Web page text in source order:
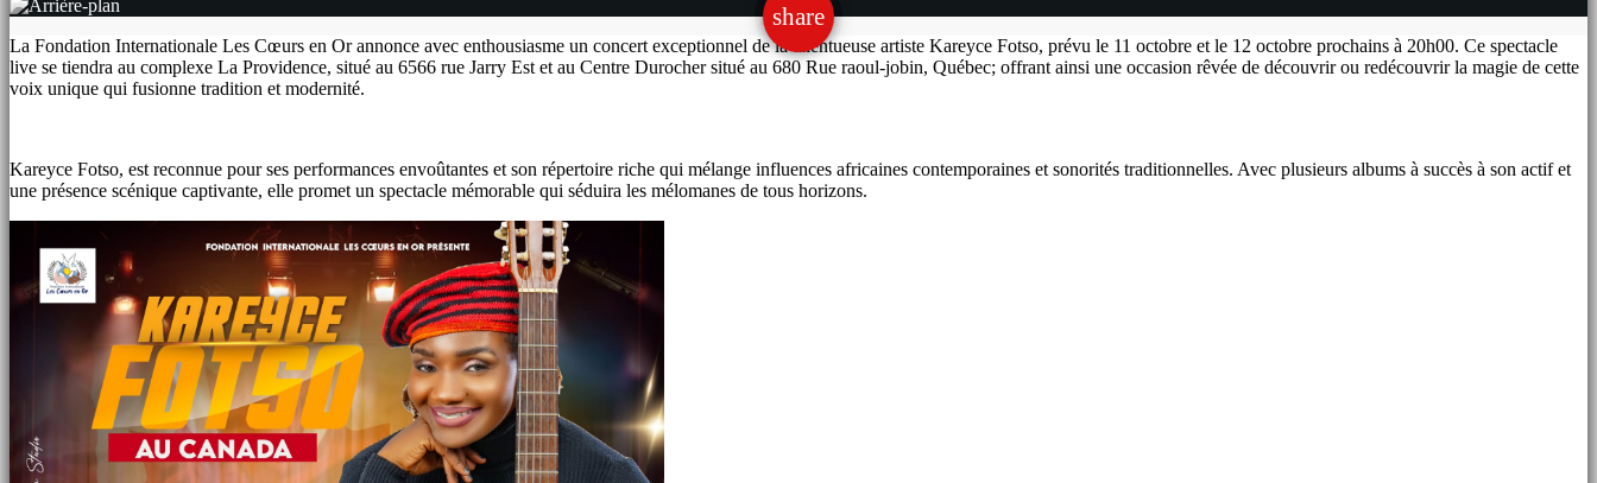
share
email
La Fondation Internationale Les Cœurs en Or annonce avec enthousiasme un concert exceptionnel de la talentueuse artiste Kareyce Fotso, prévu le 11 octobre et le 12 octobre prochains à 20h00. Ce spectacle
live se tiendra au complexe La Providence, situé au 6566 rue Jarry Est et au Centre Durocher situé au 680 Rue raoul-jobin, Québec; offrant ainsi une occasion rêvée de découvrir ou redécouvrir la magie de cette
voix unique qui fusionne tradition et modernité.
Kareyce Fotso, est reconnue pour ses performances envoûtantes et son répertoire riche qui mélange influences africaines contemporaines et sonorités traditionnelles. Avec plusieurs albums à succès à son actif et
une présence scénique captivante, elle promet un spectacle mémorable qui séduira les mélomanes de tous horizons.